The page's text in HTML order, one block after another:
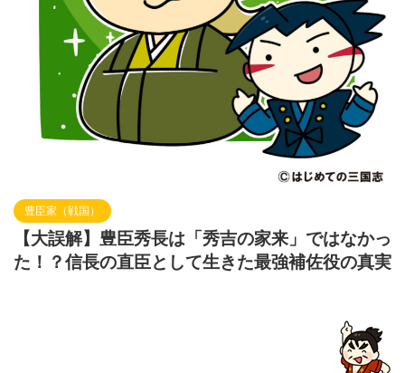
豊臣家（戦国）
【大誤解】豊臣秀長は「秀吉の家来」ではなかっ
た！？信長の直臣として生きた最強補佐役の真実